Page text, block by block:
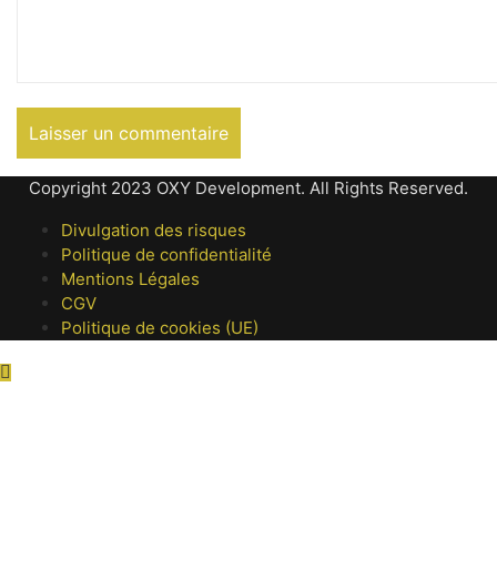
Copyright 2023 OXY Development. All Rights Reserved.
Divulgation des risques
Politique de confidentialité
Mentions Légales
CGV
Politique de cookies (UE)